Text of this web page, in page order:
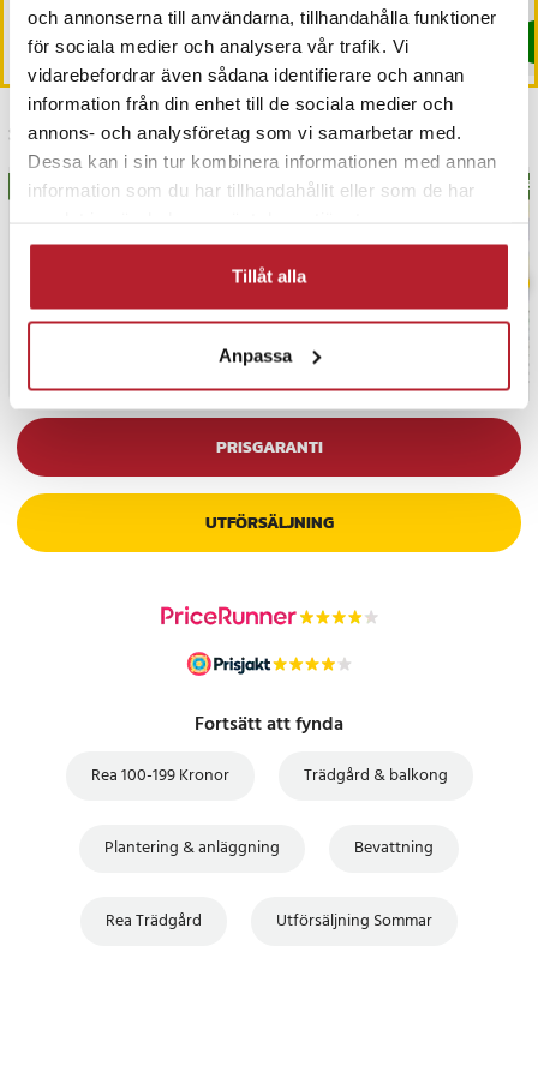
och annonserna till användarna, tillhandahålla funktioner
för sociala medier och analysera vår trafik. Vi
vidarebefordrar även sådana identifierare och annan
information från din enhet till de sociala medier och
annons- och analysföretag som vi samarbetar med.
Dessa kan i sin tur kombinera informationen med annan
information som du har tillhandahållit eller som de har
Tillåt alla
Anpassa
Köp
Köp
Senast besökta
BÄSTSÄLJARE
PRISGARANTI
UTFÖRSÄLJNING
Fortsätt att fynda
Rea 100-199 Kronor Trädgård & balkong
Plantering & anläggning Bevattning
Rea Trädgård Utförsäljning Sommar